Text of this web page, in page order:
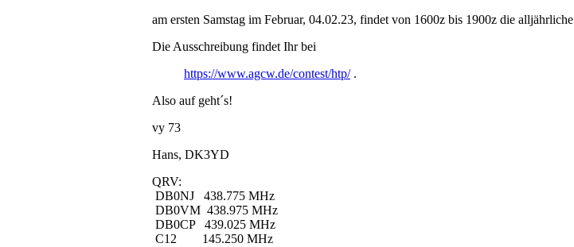
am ersten Samstag im Februar, 04.02.23, findet von 1600z bis 1900z die
Die Ausschreibung findet Ihr bei
https://www.agcw.de/contest/htp/.
Also auf geht´s!
vy 73
Hans, DK3YD
QRV:
DB0NJ 438.775 MHz
DB0VM 438.975 MHz
DB0CP 439.025 MHz
C12 145.250 MHz